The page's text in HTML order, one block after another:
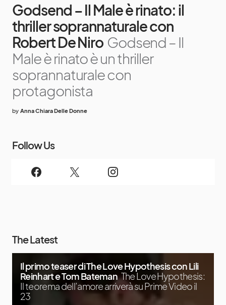
Godsend – Il Male è rinato: il
thriller soprannaturale con
Robert De Niro Godsend – Il
Male è rinato è un thriller
soprannaturale con
protagonista
by Anna Chiara Delle Donne
Follow Us
The Latest
Il primo teaser di The Love Hypothesis con Lili
Reinhart e Tom Bateman The Love Hypothesis:
Il teorema dell’amore arriverà su Prime Video il
23